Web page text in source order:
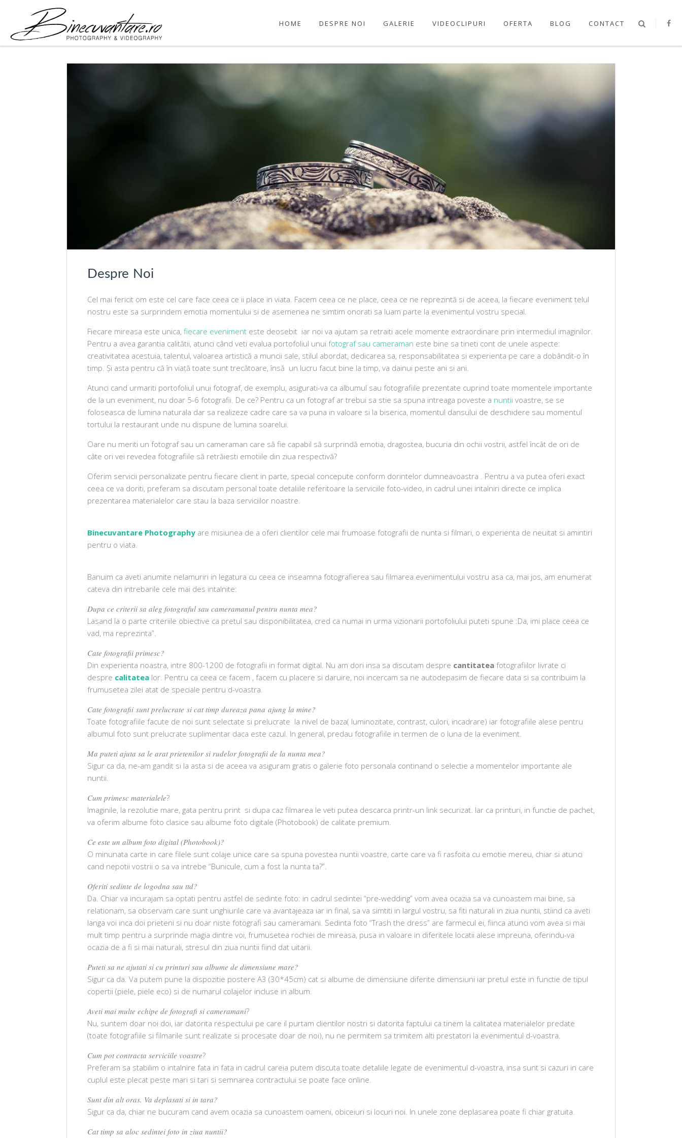
HOME DESPRE NOI GALERIE VIDEOCLIPURI OFERTA BLOG CONTACT
Despre Noi
Cel mai fericit om este cel care face ceea ce ii place in viata. Facem ceea ce ne place, ceea ce ne reprezintă si de aceea, la fiecare eveniment telul
nostru este sa surprindem emotia momentului si de asemenea ne simtim onorati sa luam parte la evenimentul vostru special.
Fiecare mireasa este unica, fiecare eveniment este deosebit iar noi va ajutam sa retraiti acele momente extraordinare prin intermediul imaginilor.
Pentru a avea garantia calitătii, atunci când veti evalua portofoliul unui fotograf sau cameraman este bine sa tineti cont de unele aspecte:
creativitatea acestuia, talentul, valoarea artistică a muncii sale, stilul abordat, dedicarea sa, responsabilitatea si experienta pe care a dobândit-o în
timp. Și asta pentru că în viață toate sunt trecătoare, însă un lucru facut bine la timp, va dainui peste ani si ani.
Atunci cand urmariti portofoliul unui fotograf, de exemplu, asigurati-va ca albumul sau fotografiile prezentate cuprind toate momentele importante
de la un eveniment, nu doar 5-6 fotografii. De ce? Pentru ca un fotograf ar trebui sa stie sa spuna intreaga poveste a nuntii voastre, se se
foloseasca de lumina naturala dar sa realizeze cadre care sa va puna in valoare si la biserica, momentul dansului de deschidere sau momentul
tortului la restaurant unde nu dispune de lumina soarelui.
Oare nu meriti un fotograf sau un cameraman care să fie capabil să surprindă emotia, dragostea, bucuria din ochii vostrii, astfel încât de ori de
câte ori vei revedea fotografiile să retrăiesti emotiile din ziua respectivă?
Oferim servicii personalizate pentru fiecare client in parte, special concepute conform dorintelor dumneavoastra . Pentru a va putea oferi exact
ceea ce va doriti, preferam sa discutam personal toate detaliile referitoare la serviciile foto-video, in cadrul unei intalniri directe ce implica
prezentarea materialelor care stau la baza serviciilor noastre.
Binecuvantare Photography are misiunea de a oferi clientilor cele mai frumoase fotografii de nunta si filmari, o experienta de neuitat si amintiri
pentru o viata.
Banuim ca aveti anumite nelamuriri in legatura cu ceea ce inseamna fotografierea sau filmarea evenimentului vostru asa ca, mai jos, am enumerat
cateva din intrebarile cele mai des intalnite:
Dupa ce criterii sa aleg fotograful sau cameramanul pentru nunta mea?
Lasand la o parte criteriile obiective ca pretul sau disponibilitatea, cred ca numai in urma vizionarii portofoliului puteti spune :Da, imi place ceea ce
vad, ma reprezinta”.
Cate fotografii primesc?
Din experienta noastra, intre 800-1200 de fotografii in format digital. Nu am dori insa sa discutam despre cantitatea fotografiilor livrate ci
despre calitatea lor. Pentru ca ceea ce facem , facem cu placere si daruire, noi incercam sa ne autodepasim de fiecare data si sa contribuim la
frumusetea zilei atat de speciale pentru d-voastra.
Cate fotografii sunt prelucrate si cat timp dureaza pana ajung la mine?
Toate fotografiile facute de noi sunt selectate si prelucrate la nivel de baza( luminozitate, contrast, culori, incadrare) iar fotografiile alese pentru
albumul foto sunt prelucrate suplimentar daca este cazul. In general, predau fotografiile in termen de o luna de la eveniment.
Ma puteti ajuta sa le arat prietenilor si rudelor fotografii de la nunta mea?
Sigur ca da, ne-am gandit si la asta si de aceea va asiguram gratis o galerie foto personala continand o selectie a momentelor importante ale
nuntii.
Cum primesc materialele?
Imaginile, la rezolutie mare, gata pentru print si dupa caz filmarea le veti putea descarca printr-un link securizat. Iar ca printuri, in functie de pachet,
va oferim albume foto clasice sau albume foto digitale (Photobook) de calitate premium.
Ce este un album foto digital (Photobook)?
O minunata carte in care filele sunt colaje unice care sa spuna povestea nuntii voastre, carte care va fi rasfoita cu emotie mereu, chiar si atunci
cand nepotii vostrii o sa va intrebe “Bunicule, cum a fost la nunta ta?”.
Oferiti sedinte de logodna sau ttd?
Da. Chiar va incurajam sa optati pentru astfel de sedinte foto: in cadrul sedintei “pre-wedding” vom avea ocazia sa va cunoastem mai bine, sa
relationam, sa observam care sunt unghiurile care va avantajeaza iar in final, sa va simtiti in largul vostru, sa fiti naturali in ziua nuntii, stiind ca aveti
langa voi inca doi prieteni si nu doar niste fotografi sau cameramani. Sedinta foto “Trash the dress” are farmecul ei, fiinca atunci vom avea si mai
mult timp pentru a surprinde magia dintre voi, frumusetea rochiei de mireasa, pusa in valoare in diferitele locatii alese impreuna, oferindu-va
ocazia de a fi si mai naturali, stresul din ziua nuntii fiind dat uitarii.
Puteti sa ne ajutati si cu printuri sau albume de dimensiune mare?
Sigur ca da. Va putem pune la dispozitie postere A3 (30*45cm) cat si albume de dimensiune diferite dimensiuni iar pretul este in functie de tipul
copertii (piele, piele eco) si de numarul colajelor incluse in album.
Aveti mai multe echipe de fotografi si cameramani?
Nu, suntem doar noi doi, iar datorita respectului pe care il purtam clientilor nostri si datorita faptului ca tinem la calitatea materialelor predate
(toate fotografiile si filmarile sunt realizate si procesate doar de noi), nu ne permitem sa trimitem alti prestatori la evenimentul d-voastra.
Cum pot contracta serviciile voastre?
Preferam sa stabilim o intalnire fata in fata in cadrul careia putem discuta toate detaliile legate de evenimentul d-voastra, insa sunt si cazuri in care
cuplul este plecat peste mari si tari si semnarea contractului se poate face online.
Sunt din alt oras. Va deplasati si in tara?
Sigur ca da, chiar ne bucuram cand avem ocazia sa cunoastem oameni, obiceiuri si locuri noi. In unele zone deplasarea poate fi chiar gratuita.
Cat timp sa aloc sedintei foto in ziua nuntii?